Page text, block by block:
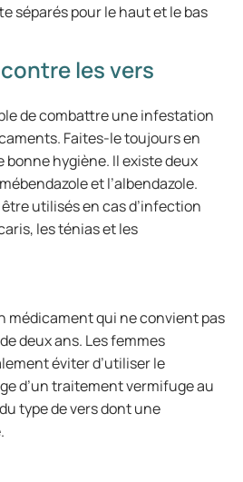
séparés pour le haut et le bas
les vers
de combattre une infestation
Faites-le toujours en
hygiène. Il existe deux
et l’albendazole.
utilisés en cas d’infection
les ténias et les
médicament qui ne convient pas
deux ans. Les femmes
éviter d’utiliser le
d’un traitement vermifuge au
type de vers dont une